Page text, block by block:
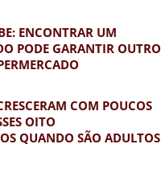
ENCONTRAR UM
PODE GARANTIR OUTRO
COM POUCOS
OITO
QUANDO SÃO ADULTOS